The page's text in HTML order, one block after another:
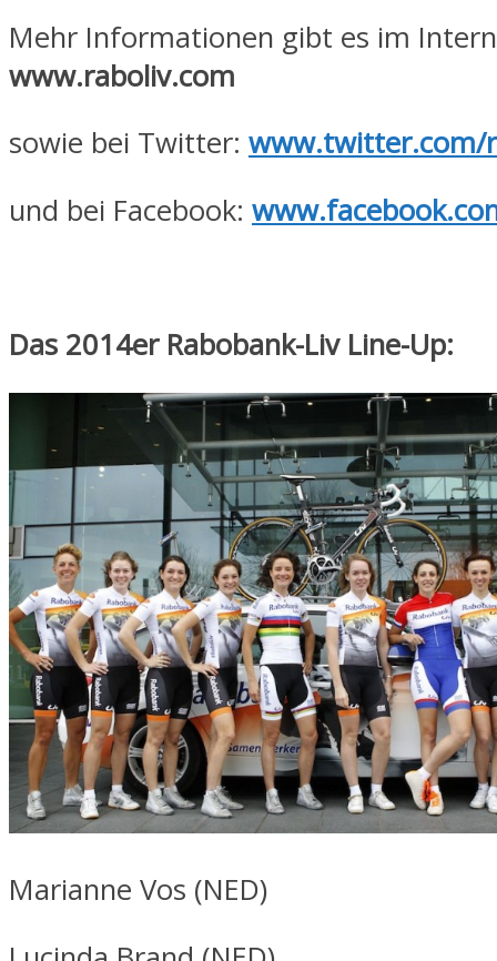
Mehr Informationen gibt es im
www.raboliv.com
sowie bei Twitter: www.twitter.com/
und bei Facebook:
Das 2014er Rabobank-Liv Line-Up:
Marianne Vos (NED)